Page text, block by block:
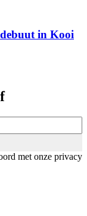
in Kooi
met onze privacy